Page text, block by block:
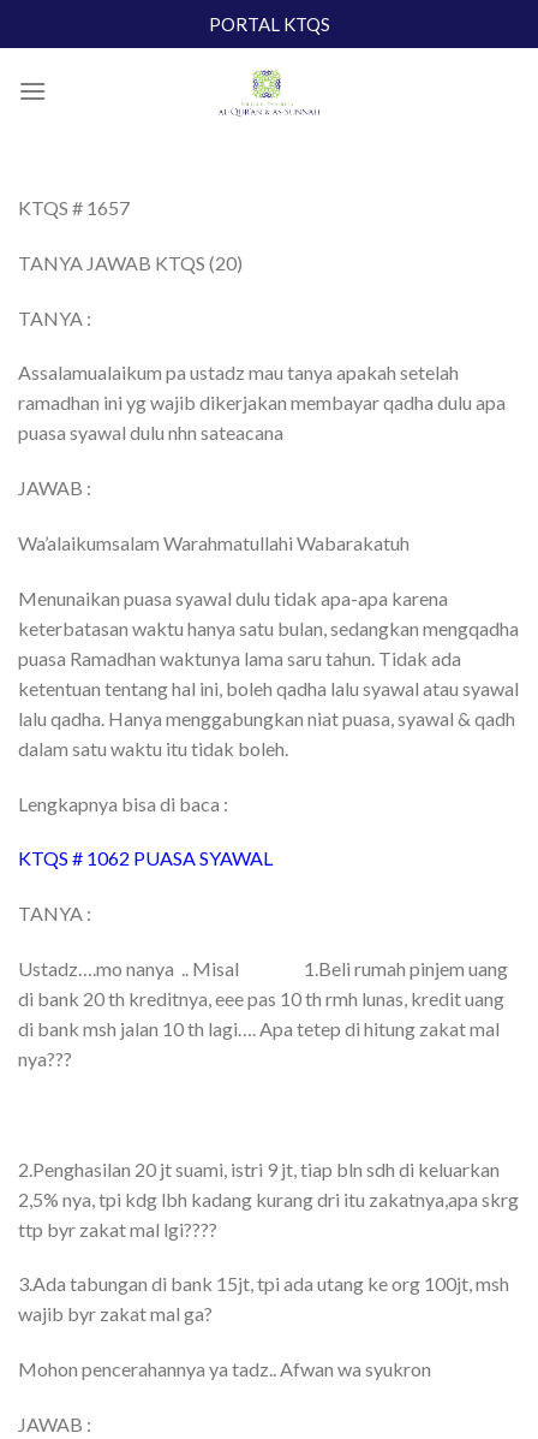
to
PORTAL KTQS
KTQS # 1657
TANYA JAWAB KTQS (20)
TANYA :
Assalamualaikum pa ustadz mau tanya apakah setelah
ramadhan ini yg wajib dikerjakan membayar qadha dulu apa
puasa syawal dulu nhn sateacana
JAWAB :
Wa’alaikumsalam Warahmatullahi Wabarakatuh
Menunaikan puasa syawal dulu tidak apa-apa karena
keterbatasan waktu hanya satu bulan, sedangkan mengqadha
puasa Ramadhan waktunya lama saru tahun. Tidak ada
ketentuan tentang hal ini, boleh qadha lalu syawal atau syawal
lalu qadha. Hanya menggabungkan niat puasa, syawal & qadh
dalam satu waktu itu tidak boleh.
Lengkapnya bisa di baca :
KTQS # 1062 PUASA SYAWAL
TANYA :
Ustadz….mo nanya .. Misal 1.Beli rumah pinjem uang
di bank 20 th kreditnya, eee pas 10 th rmh lunas, kredit uang
di bank msh jalan 10 th lagi…. Apa tetep di hitung zakat mal
nya???
2.Penghasilan 20 jt suami, istri 9 jt, tiap bln sdh di keluarkan
2,5% nya, tpi kdg lbh kadang kurang dri itu zakatnya,apa skrg
ttp byr zakat mal lgi????
3.Ada tabungan di bank 15jt, tpi ada utang ke org 100jt, msh
wajib byr zakat mal ga?
Mohon pencerahannya ya tadz.. Afwan wa syukron
JAWAB :